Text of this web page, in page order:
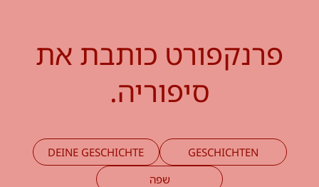
פרנקפורט כותבת את
סיפוריה.
GESCHICHTEN
DEINE GESCHICHTE
שפה